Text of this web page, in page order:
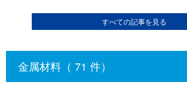
すべての記事を見る
金属材料（ 71 件）